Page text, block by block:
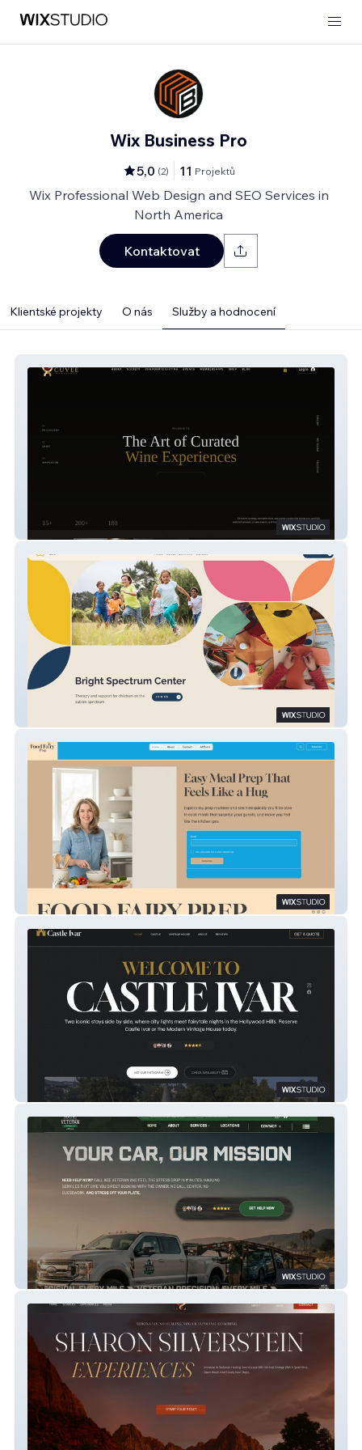
Wix Business Pro
5,0 (2) 11 Projektů
Wix Professional Web Design and SEO Services in
North America
Kontaktovat
Klientské projekty O nás Služby a hodnocení
Cuvee Concierge
Food Fairy Prep
Castle Ivar
Ace Veteran Transport LLC